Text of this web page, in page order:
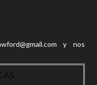
y nos